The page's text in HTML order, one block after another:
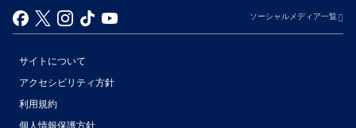
ソーシャルメディア一覧
サイトについて
アクセシビリティ方針
利用規約
個人情報保護方針